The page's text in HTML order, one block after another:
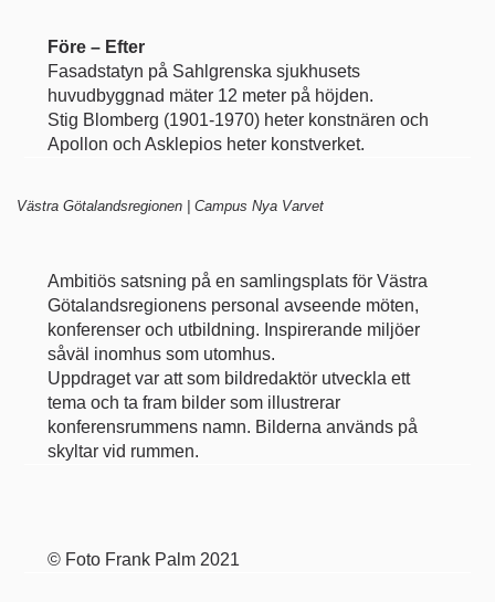
Före – Efter
Fasadstatyn på Sahlgrenska sjukhusets
huvudbyggnad mäter 12 meter på höjden.
Stig Blomberg (1901-1970) heter konstnären och
Apollon och Asklepios heter konstverket.
Västra Götalandsregionen | Campus Nya Varvet
Ambitiös satsning på en samlingsplats för Västra
Götalandsregionens personal avseende möten,
konferenser och utbildning. Inspirerande miljöer
såväl inomhus som utomhus.
Uppdraget var att som bildredaktör utveckla ett
tema och ta fram bilder som illustrerar
konferensrummens namn. Bilderna används på
skyltar vid rummen.
© Foto Frank Palm2021